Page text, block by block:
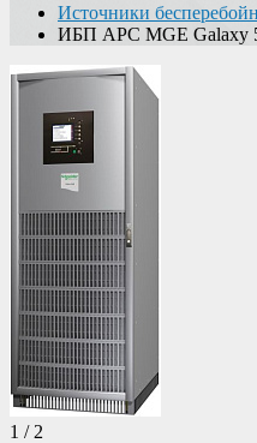
Источники
ИБП APC MGE Galaxy
1 / 2